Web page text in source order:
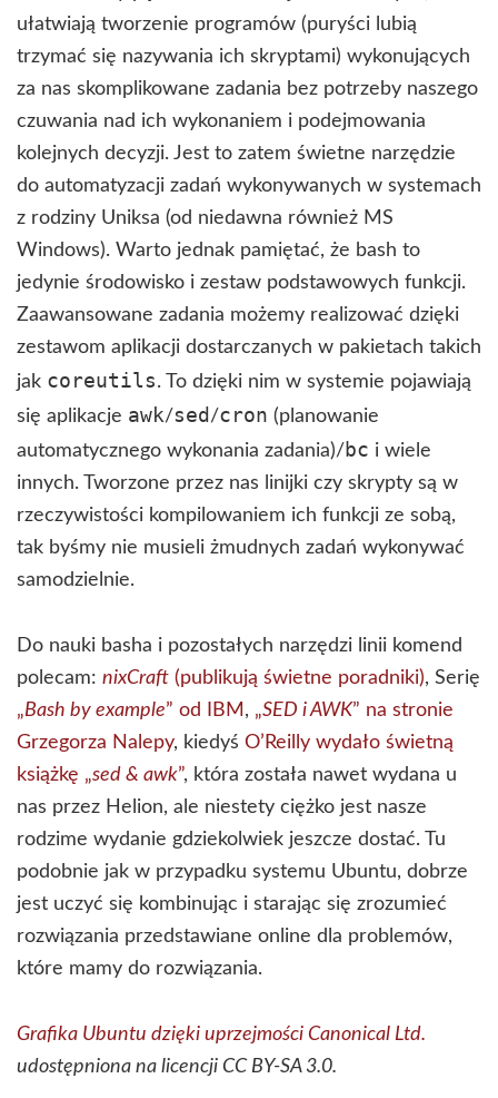
ułatwiają tworzenie programów (puryści lubią
trzymać się nazywania ich skryptami) wykonujących
za nas skomplikowane zadania bez potrzeby naszego
czuwania nad ich wykonaniem i podejmowania
kolejnych decyzji. Jest to zatem świetne narzędzie
do automatyzacji zadań wykonywanych w systemach
z rodziny Uniksa (od niedawna również MS
Windows). Warto jednak pamiętać, że bash to
jedynie środowisko i zestaw podstawowych funkcji.
Zaawansowane zadania możemy realizować dzięki
zestawom aplikacji dostarczanych w pakietach takich
jak coreutils. To dzięki nim w systemie pojawiają
się aplikacje awk/sed /cron (planowanie
automatycznego wykonania zadania)/ bc i wiele
innych. Tworzone przez nas linijki czy skrypty są w
rzeczywistości kompilowaniem ich funkcji ze sobą,
tak byśmy nie musieli żmudnych zadań wykonywać
samodzielnie.
Do nauki basha i pozostałych narzędzi linii komend
polecam: nixCraft (publikują świetne poradniki), Serię
„Bash by example” od IBM , „SED i AWK” na stronie
Grzegorza Nalepy, kiedyś O’Reilly wydało świetną
książkę „sed & awk”, która została nawet wydana u
nas przez Helion, ale niestety ciężko jest nasze
rodzime wydanie gdziekolwiek jeszcze dostać. Tu
podobnie jak w przypadku systemu Ubuntu, dobrze
jest uczyć się kombinując i starając się zrozumieć
rozwiązania przedstawiane online dla problemów,
które mamy do rozwiązania.
Grafika Ubuntu dzięki uprzejmości Canonical Ltd.
udostępniona na licencji CC BY-SA 3.0.